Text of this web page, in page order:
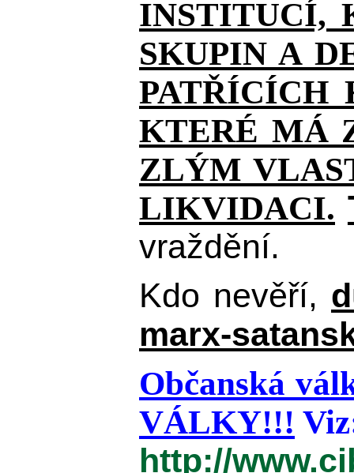
INSTITUCÍ,
SKUPIN A
PATŘÍCÍCH
KTERÉ MÁ
ZLÝM
LIKVIDACI.
vraždění.
Kdo nevěří,
marx-
Občanská
VÁLKY!!!
http://